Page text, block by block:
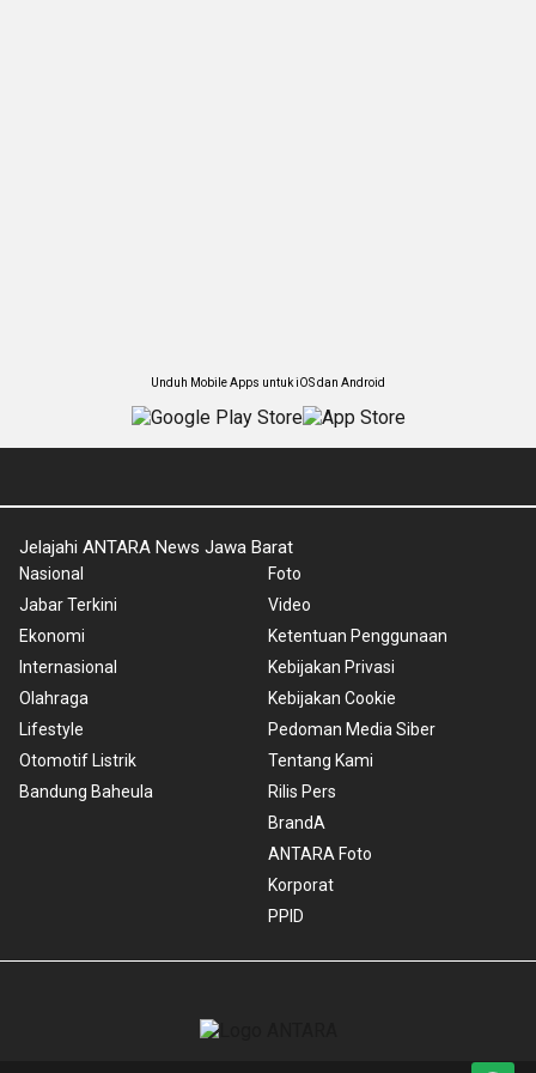
Unduh Mobile Apps untuk iOS dan Android
Jelajahi ANTARA News Jawa Barat
Nasional
Jabar Terkini
Ekonomi
Internasional
Olahraga
Lifestyle
Otomotif Listrik
Bandung Baheula
Foto
Video
Ketentuan Penggunaan
Kebijakan Privasi
Kebijakan Cookie
Pedoman Media Siber
Tentang Kami
Rilis Pers
BrandA
ANTARA Foto
Korporat
PPID